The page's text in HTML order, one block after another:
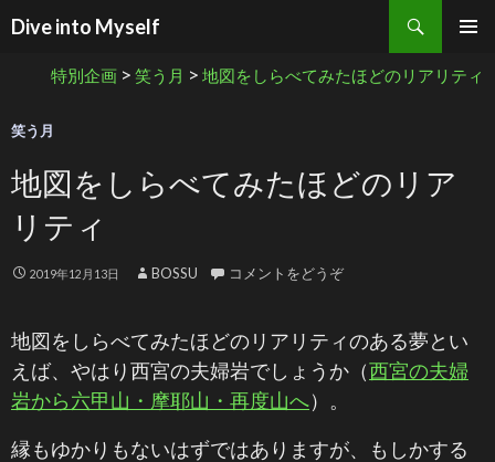
Dive into Myself
検索
特別企画 > 笑う月 > 地図をしらべてみたほどのリアリティ
笑う月
地図をしらべてみたほどのリア
リティ
2019年12月13日 BOSSU コメントをどうぞ
地図をしらべてみたほどのリアリティのある夢とい
えば、やはり西宮の夫婦岩でしょうか（西宮の夫婦
岩から六甲山・摩耶山・再度山へ）。
縁もゆかりもないはずではありますが、もしかする